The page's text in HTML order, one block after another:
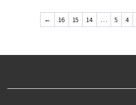
4
5
…
14
15
16
←